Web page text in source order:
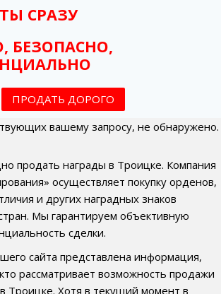
СРАЗУ
БЕЗОПАСНО,
ПРОДАТЬ ДОРОГО
вашему запросу, не обнаружено.
продать награды в Троицке. Компания
осуществляет покупку орденов,
и других наградных знаков
Мы гарантируем объективную
сделки.
сайта представлена информация,
рассматривает возможность продажи
Троицке. Хотя в текущий момент в